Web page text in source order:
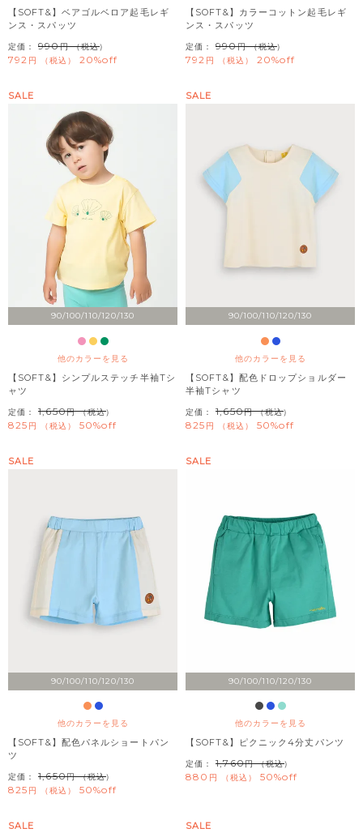
【SOFT&】ベアゴルベロア起毛レギ
ンス・スパッツ
定価： 990 （税込）
792 税込 20%off
【SOFT&】カラーコットン起毛レギ
ンス・スパッツ
定価： 990 （税込）
792 税込 20%off
90/100/110/120/130
他のカラーを見る
SALE
【SOFT&】シンプルステッチ半袖Tシ
ャツ
定価： 1,650 （税込）
825 税込 50%off
90/100/110/120/130
他のカラーを見る
SALE
【SOFT&】配色ドロップショルダー
半袖Tシャツ
定価： 1,650 （税込）
825 税込 50%off
90/100/110/120/130
他のカラーを見る
SALE
【SOFT&】配色パネルショートパン
ツ
定価： 1,650 （税込）
825 税込 50%off
90/100/110/120/130
他のカラーを見る
SALE
【SOFT&】ピクニック4分丈パンツ
定価： 1,760 （税込）
880 税込 50%off
SALE SALE